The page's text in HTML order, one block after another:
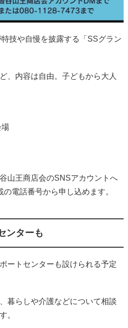
技や自慢を披露する「SSグラン
、内容は自由。子どもから大人
場
山王商店会のSNSアカウントへ
電話番号から申し込めます。
ンターも
ートセンターも設けられる予定
暮らしや介護などについて相談
。